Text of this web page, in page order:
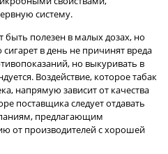
систему.
полезен в малых дозах, но
в день не причинят вреда
но выкуривать в
Воздействие, которое табак
напрямую зависит от качества
поставщика следует отдавать
предлагающим
от производителей с хорошей